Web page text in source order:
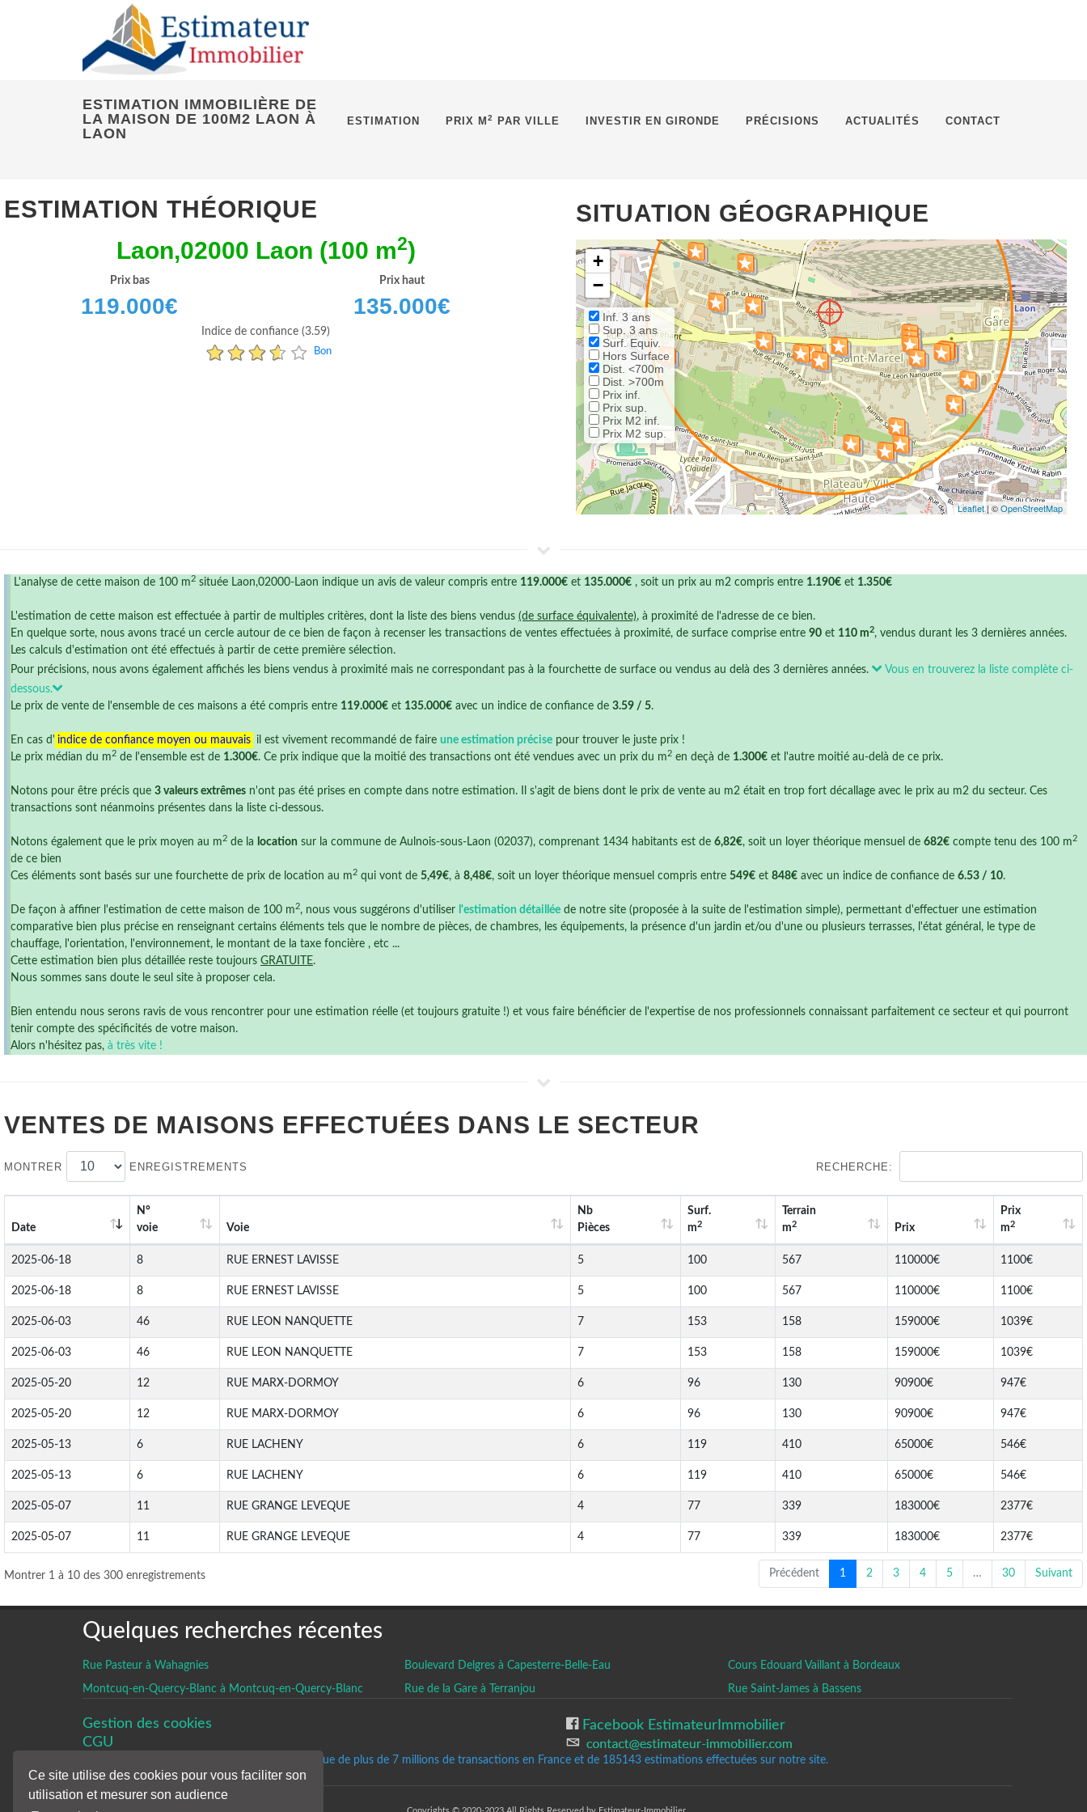
Ce site utilise des cookies pour vous faciliter son
utilisation et mesurer son audience
ESTIMATION PRIX M 2 PAR VILLE INVESTIR EN GIRONDE PRÉCISIONS ACTUALITÉS CONTACT
ESTIMATION IMMOBILIÈRE DE
LA MAISON DE 100M2 LAON À
LAON
ESTIMATION THÉORIQUE
Laon,02000 Laon (100 m2)
Prix bas
119.000€
Prix haut
135.000€
Indice de confiance (3.59)
Bon
SITUATION GÉOGRAPHIQUE
+
−
Inf. 3 ans
Sup. 3 ans
Surf. Equiv.
Hors Surface
Dist. <700m
Dist. >700m
Prix inf.
Prix sup.
Prix M2 inf.
Prix M2 sup.
Leaflet| ©OpenStreetMap
L'analyse de cette maison de 100 m 2 située Laon,02000-Laon indique un avis de valeur compris entre 119.000€ et 135.000€ , soit un prix au m2 compris entre 1.190€ et 1.350€
L'estimation de cette maison est effectuée à partir de multiples critères, dont la liste des biens vendus (de surface équivalente), à proximité de l'adresse de ce bien.
En quelque sorte, nous avons tracé un cercle autour de ce bien de façon à recenser les transactions de ventes effectuées à proximité, de surface comprise entre 90 et 110 m2, vendus durant les 3 dernières années.
Les calculs d'estimation ont été effectués à partir de cette première sélection.
Pour précisions, nous avons également affichés les biens vendus à proximité mais ne correspondant pas à la fourchette de surface ou vendus au delà des 3 dernières années.
Vous en trouverez la liste complète ci-
dessous.
Le prix de vente de l'ensemble de ces maisons a été compris entre 119.000€ et 135.000€ avec un indice de confiance de 3.59 / 5.
En cas d' indice de confiance moyen ou mauvais il est vivement recommandé de faire une estimation précisepour trouver le juste prix !
Le prix médian du m 2 de l'ensemble est de 1.300€. Ce prix indique que la moitié des transactions ont été vendues avec un prix du m 2 en deçà de 1.300€ et l'autre moitié au-delà de ce prix.
Notons pour être précis que 3 valeurs extrêmes n'ont pas été prises en compte dans notre estimation. Il s'agit de biens dont le prix de vente au m2 était en trop fort décallage avec le prix au m2 du secteur. Ces
transactions sont néanmoins présentes dans la liste ci-dessous.
Notons également que le prix moyen au m 2 de la location sur la commune de Aulnois-sous-Laon (02037), comprenant 1434 habitants est de 6,82€, soit un loyer théorique mensuel de 682€ compte tenu des 100 m 2
de ce bien
Ces éléments sont basés sur une fourchette de prix de location au m 2 qui vont de 5,49€, à 8,48€, soit un loyer théorique mensuel compris entre 549€ et 848€ avec un indice de confiance de 6.53 / 10.
De façon à affiner l'estimation de cette maison de 100 m 2, nous vous suggérons d'utiliser l'estimation détaillée de notre site (proposée à la suite de l'estimation simple), permettant d'effectuer une estimation
comparative bien plus précise en renseignant certains éléments tels que le nombre de pièces, de chambres, les équipements, la présence d'un jardin et/ou d'une ou plusieurs terrasses, l'état général, le type de
chauffage, l'orientation, l'environnement, le montant de la taxe foncière , etc ...
Cette estimation bien plus détaillée reste toujours GRATUITE.
Nous sommes sans doute le seul site à proposer cela.
Bien entendu nous serons ravis de vous rencontrer pour une estimation réelle (et toujours gratuite !) et vous faire bénéficier de l'expertise de nos professionnels connaissant parfaitement ce secteur et qui pourront
tenir compte des spécificités de votre maison.
Alors n'hésitez pas, à très vite !
VENTES DE MAISONS EFFECTUÉES DANS LE SECTEUR
MONTRER ENREGISTREMENTS RECHERCHE:
Date
N°
voie
Voie
Nb
Pièces
Surf.
m2
Terrain
m2 Prix
Prix
m2
2025-06-18 8 RUE ERNEST LAVISSE 5 100 567 110000€ 1100€
2025-06-18 8 RUE ERNEST LAVISSE 5 100 567 110000€ 1100€
2025-06-03 46 RUE LEON NANQUETTE 7 153 158 159000€ 1039€
2025-06-03 46 RUE LEON NANQUETTE 7 153 158 159000€ 1039€
2025-05-20 12 RUE MARX-DORMOY 6 96 130 90900€ 947€
2025-05-20 12 RUE MARX-DORMOY 6 96 130 90900€ 947€
2025-05-13 6 RUE LACHENY 6 119 410 65000€ 546€
2025-05-13 6 RUE LACHENY 6 119 410 65000€ 546€
2025-05-07 11 RUE GRANGE LEVEQUE 4 77 339 183000€ 2377€
2025-05-07 11 RUE GRANGE LEVEQUE 4 77 339 183000€ 2377€
Montrer 1 à 10 des 300 enregistrements Précédent 1 2 3 4 5 … 30 Suivant
Quelques recherches récentes
Rue Pasteur à Wahagnies Boulevard Delgres à Capesterre-Belle-Eau Cours Edouard Vaillant à Bordeaux
Montcuq-en-Quercy-Blanc à Montcuq-en-Quercy-Blanc Rue de la Gare à Terranjou Rue Saint-James à Bassens
Gestion des cookies
Facebook EstimateurImmobilier
CGU
Un historique de plus de 7 millions de transactions en France et de 185143estimations effectuées sur notre site.